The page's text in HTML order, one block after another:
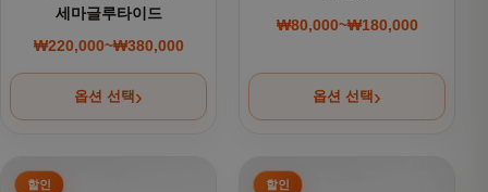
세마글루타이드
₩220,000~₩380,000
가격 범위: ₩220,000~₩380,000
옵션 선택
₩80,000~₩180,000
가격 범위:
옵션 선택
여러 상품 옵션이 이 상품에 있습니다. 상품 페이지에서 옵션
여러 상품 옵션이 이 상품에